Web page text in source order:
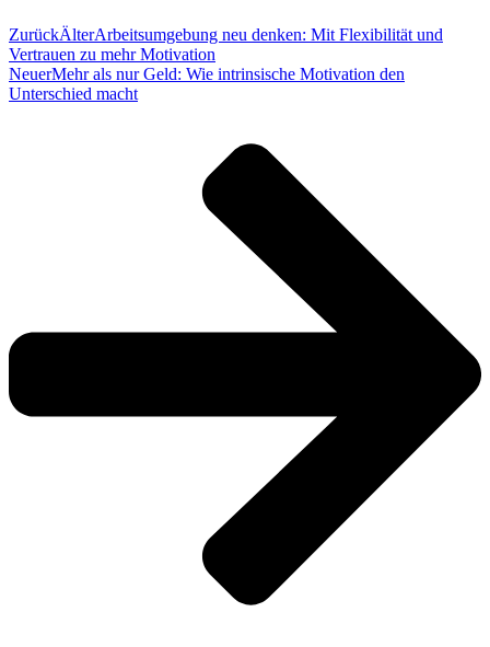
ZurückÄlterArbeitsumgebung neu denken: Mit Flexibilität und
Vertrauen zu mehr Motivation
NeuerMehr als nur Geld: Wie intrinsische Motivation den
Unterschied macht